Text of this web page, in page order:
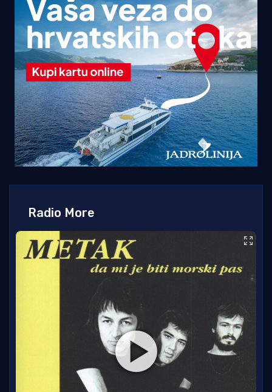
Radio More